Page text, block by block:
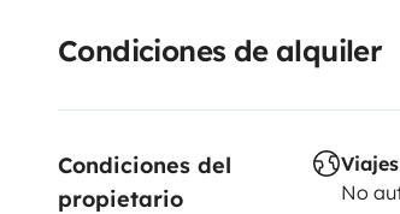
Condiciones de alquiler
Condiciones del
propietario
No